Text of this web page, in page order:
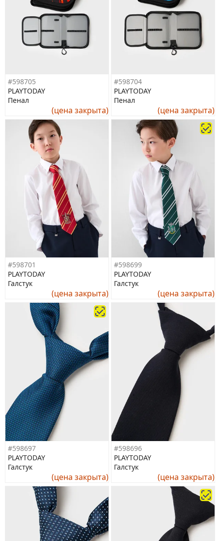
#598705
PLAYTODAY
Пенал
(цена закрыта)
#598704
PLAYTODAY
Пенал
(цена закрыта)
#598701
PLAYTODAY
Галстук
(цена закрыта)
#598699
PLAYTODAY
Галстук
(цена закрыта)
#598697
PLAYTODAY
Галстук
(цена закрыта)
#598696
PLAYTODAY
Галстук
(цена закрыта)